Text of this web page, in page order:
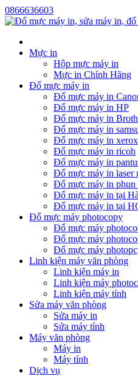
0866636603
Mực in
Hộp mực máy in
Mực in Chính Hãng
Đổ mực máy in
Đổ mực máy in
Đổ mực máy in HP
Đổ mực máy in
Đổ mực máy in
Đổ mực máy in xerox
Đổ mực máy in ricoh
Đổ mực máy in
Đổ mực máy in laser
Đổ mực máy in phun
Đổ mực máy in tại
Đổ mực máy in tại
Đổ mực máy photocopy
Đổ mực máy
Đổ mực máy
Đổ mực máy
Linh kiện máy văn phòng
Linh kiện máy in
Linh kiện máy
Linh kiện máy tính
Sửa máy văn phòng
Sửa máy in
Sửa máy tính
Máy văn phòng
Máy in
Máy tính
Dịch vụ